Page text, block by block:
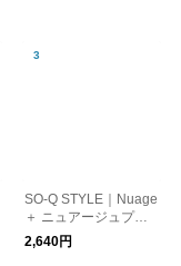
SO-Q STYLE｜Nuage
＋ ニュアージュプラ
ス ディスペンサー 48
0ml
2,640円